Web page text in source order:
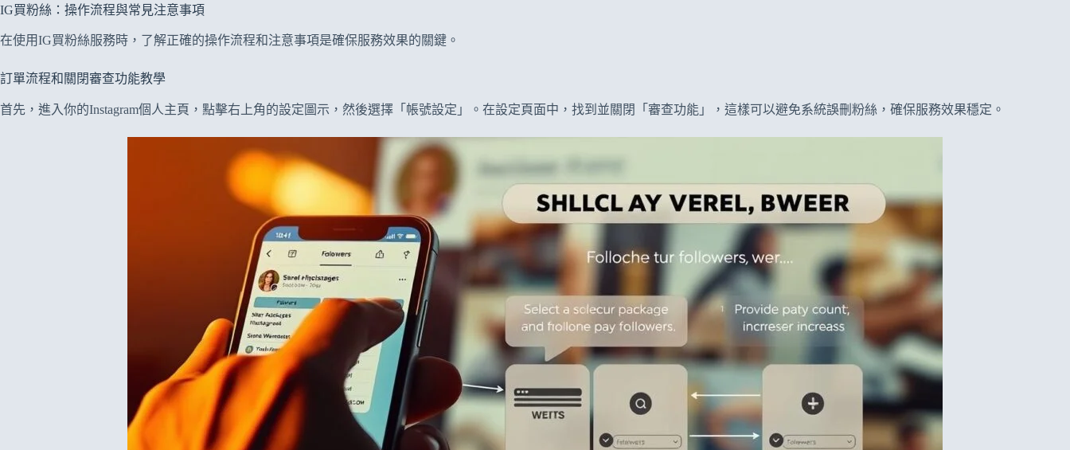
IG買粉絲：操作流程與常見注意事項
在使用IG買粉絲服務時，了解正確的操作流程和注意事項是確保服務效果的關鍵。
訂單流程和關閉審查功能教學
首先，進入你的Instagram個人主頁，點擊右上角的設定圖示，然後選擇「帳號設定」。在設定頁面中，找到並關閉「審查功能」，這樣可以避免系統誤刪粉絲，確保服務效果穩定。